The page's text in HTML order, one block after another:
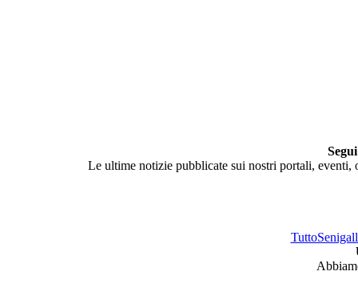
Le ultime notizie pubblicate sui nostri portali,